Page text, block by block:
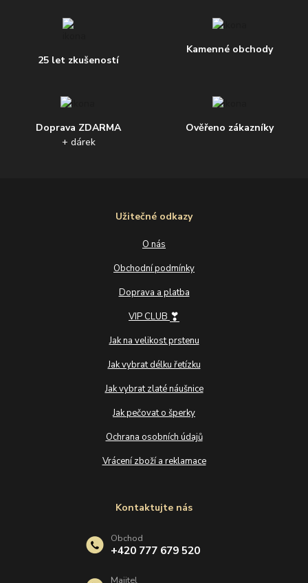
25 let zkušeností
Kamenné obchody
Doprava ZDARMA
+ dárek
Ověřeno zákazníky
Užitečné odkazy
O nás
Obchodní podmínky
Doprava a platba
VIP CLUB ❣
Jak na velikost prstenu
Jak vybrat délku řetízku
Jak vybrat zlaté náušnice
Jak pečovat o šperky
Ochrana osobních údajů
Vrácení zboží a reklamace
Kontaktujte nás
Obchod
+420 777 679 520
Majitel